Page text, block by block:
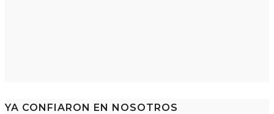
YA CONFIARON EN NOSOTROS